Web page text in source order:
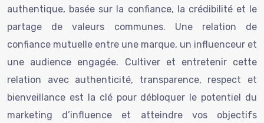
authentique, basée sur la confiance, la crédibilité et le
partage de valeurs communes. Une relation de
confiance mutuelle entre une marque, un influenceur et
une audience engagée. Cultiver et entretenir cette
relation avec authenticité, transparence, respect et
bienveillance est la clé pour débloquer le potentiel du
marketing d’influence et atteindre vos objectifs